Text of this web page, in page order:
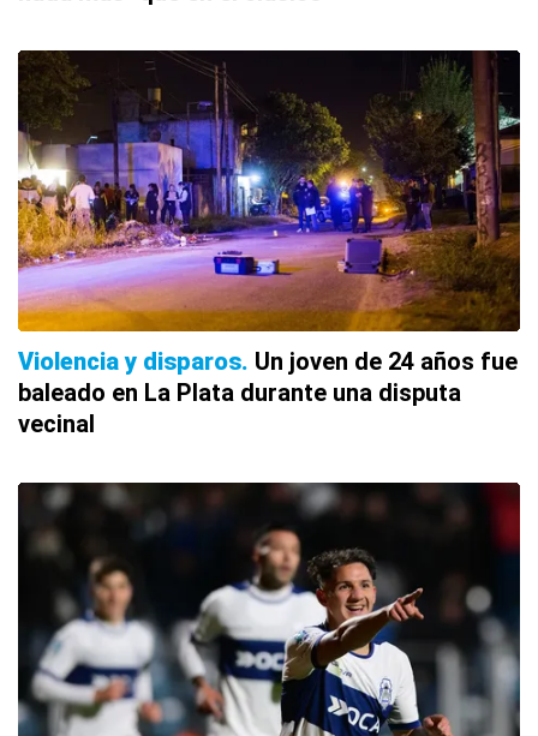
Violencia y disparos Un joven de 24 años fue
baleado en La Plata durante una disputa
vecinal